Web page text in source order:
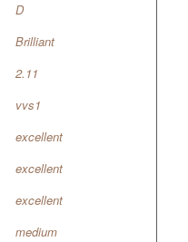
D
Brilliant
2.11
vvs1
excellent
excellent
excellent
medium